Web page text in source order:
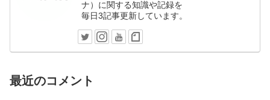
ナ）に関する知識や記録を
毎日3記事更新しています。
最近のコメント